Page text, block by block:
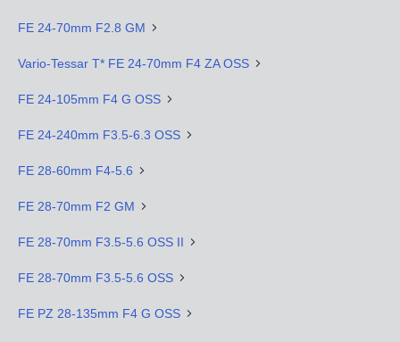
FE 24-70mm F2.8 GM
Vario-Tessar T* FE 24-70mm F4 ZA OSS
FE 24-105mm F4 G OSS
FE 24-240mm F3.5-6.3 OSS
FE 28-60mm F4-5.6
FE 28-70mm F2 GM
FE 28-70mm F3.5-5.6 OSS II
FE 28-70mm F3.5-5.6 OSS
FE PZ 28-135mm F4 G OSS